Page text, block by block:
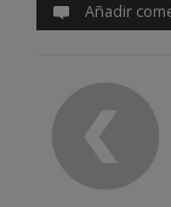
Añadir